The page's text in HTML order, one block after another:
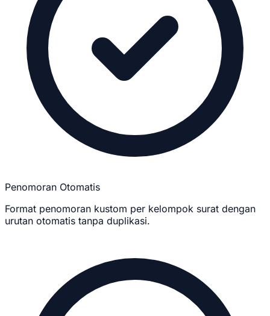
Penomoran Otomatis
Format penomoran kustom per kelompok surat dengan
urutan otomatis tanpa duplikasi.